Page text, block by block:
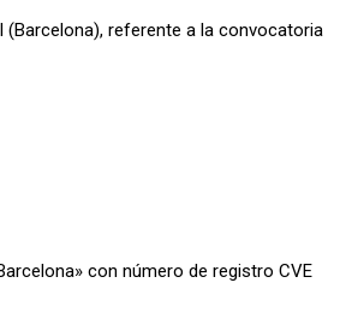
(Barcelona), referente a la convocatoria
con número de registro CVE